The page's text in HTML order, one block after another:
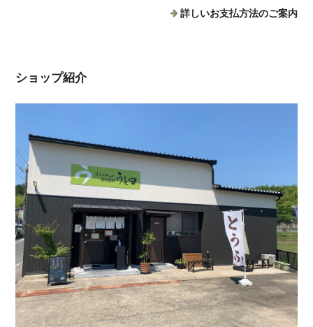
詳しいお支払方法のご案内
ショップ紹介